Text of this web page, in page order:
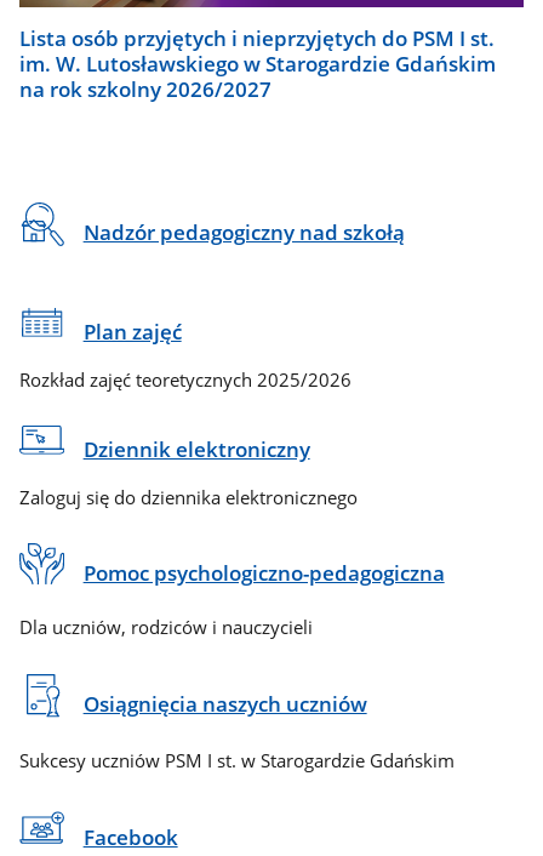
Lista osób przyjętych i nieprzyjętych do PSM I st.
im. W. Lutosławskiego w Starogardzie Gdańskim
na rok szkolny 2026/2027
Na
skróty
Nadzór pedagogiczny nad szkołą
Plan zajęć
Rozkład zajęć teoretycznych 2025/2026
Dziennik elektroniczny
Zaloguj się do dziennika elektronicznego
Pomoc psychologiczno-pedagogiczna
Dla uczniów, rodziców i nauczycieli
Osiągnięcia naszych uczniów
Sukcesy uczniów PSM I st. w Starogardzie Gdańskim
Facebook